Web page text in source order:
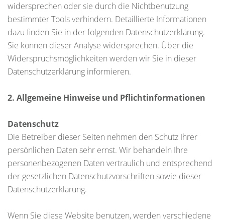
widersprechen oder sie durch die Nichtbenutzung
bestimmter Tools verhindern. Detaillierte Informationen
dazu finden Sie in der folgenden Datenschutzerklärung.
Sie können dieser Analyse widersprechen. Über die
Widerspruchsmöglichkeiten werden wir Sie in dieser
Datenschutzerklärung informieren.
2. Allgemeine Hinweise und Pflichtinformationen
Datenschutz
Die Betreiber dieser Seiten nehmen den Schutz Ihrer
persönlichen Daten sehr ernst. Wir behandeln Ihre
personenbezogenen Daten vertraulich und entsprechend
der gesetzlichen Datenschutzvorschriften sowie dieser
Datenschutzerklärung.
Wenn Sie diese Website benutzen, werden verschiedene